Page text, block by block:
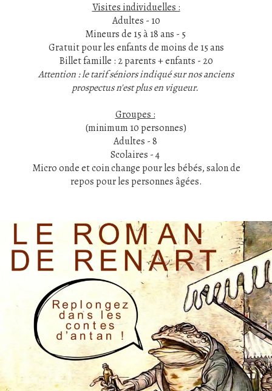
Visites individuelles :
Adultes - 10
Mineurs de 15 à 18 ans - 5
Gratuit pour les enfants de moins de 15 ans​
Billet famille : 2 parents + enfants - 20
Attention : le tarif séniors indiqué sur nos anciens
prospectus n'est plus en vigueur.
Groupes :
(minimum 10 personnes)
Adultes - 8
Scolaires - 4
Micro onde et coin change pour les bébés, salon de
repos pour les personnes âgées.